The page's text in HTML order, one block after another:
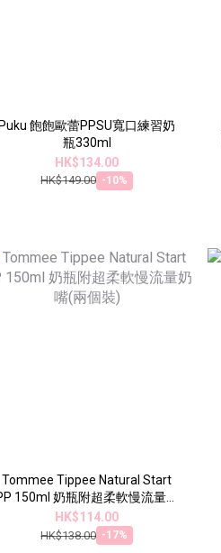
飽飽歐蕾PPSU寬口練習奶
瓶330ml
HK$134.00
HK$149.00 -10%
Tommee Tippee Natural Start
150ml 奶瓶附超柔軟慢流量奶
嘴(兩個裝)
HK$114.00
HK$138.00 -17%